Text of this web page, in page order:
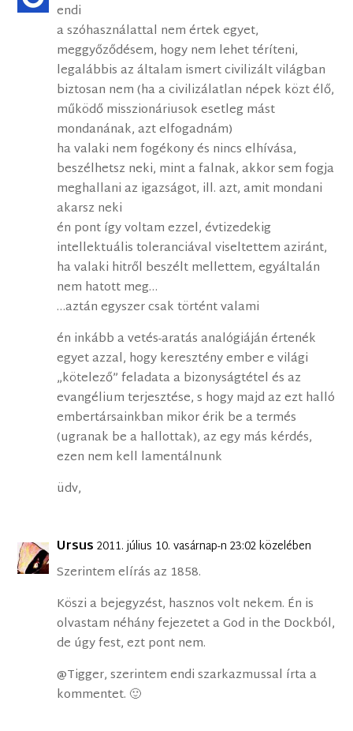
endi
a szóhasználattal nem értek egyet,
meggyőződésem, hogy nem lehet téríteni,
legalábbis az általam ismert civilizált világban
biztosan nem (ha a civilizálatlan népek közt élő,
működő misszionáriusok esetleg mást
mondanának, azt elfogadnám)
ha valaki nem fogékony és nincs elhívása,
beszélhetsz neki, mint a falnak, akkor sem fogja
meghallani az igazságot, ill. azt, amit mondani
akarsz neki
én pont így voltam ezzel, évtizedekig
intellektuális toleranciával viseltettem aziránt,
ha valaki hitről beszélt mellettem, egyáltalán
nem hatott meg…
…aztán egyszer csak történt valami
én inkább a vetés-aratás analógiáján értenék
egyet azzal, hogy keresztény ember e világi
„kötelező” feladata a bizonyságtétel és az
evangélium terjesztése, s hogy majd az ezt halló
embertársainkban mikor érik be a termés
(ugranak be a hallottak), az egy más kérdés,
ezen nem kell lamentálnunk
üdv,
Ursus 2011. július 10. vasárnap-n 23:02 közelében
Szerintem elírás az 1858.
Köszi a bejegyzést, hasznos volt nekem. Én is
olvastam néhány fejezetet a God in the Dockból,
de úgy fest, ezt pont nem.
@Tigger, szerintem endi szarkazmussal írta a
kommentet. 🙂